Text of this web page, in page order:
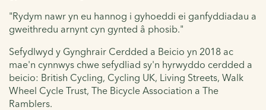
"Rydym nawr yn eu hannog i gyhoeddi ei ganfyddiadau a
gweithredu arnynt cyn gynted â phosib."
Sefydlwyd y Gynghrair Cerdded a Beicio yn 2018 ac
mae'n cynnwys chwe sefydliad sy'n hyrwyddo cerdded a
beicio: British Cycling, Cycling UK, Living Streets, Walk
Wheel Cycle Trust, The Bicycle Association a The
Ramblers.